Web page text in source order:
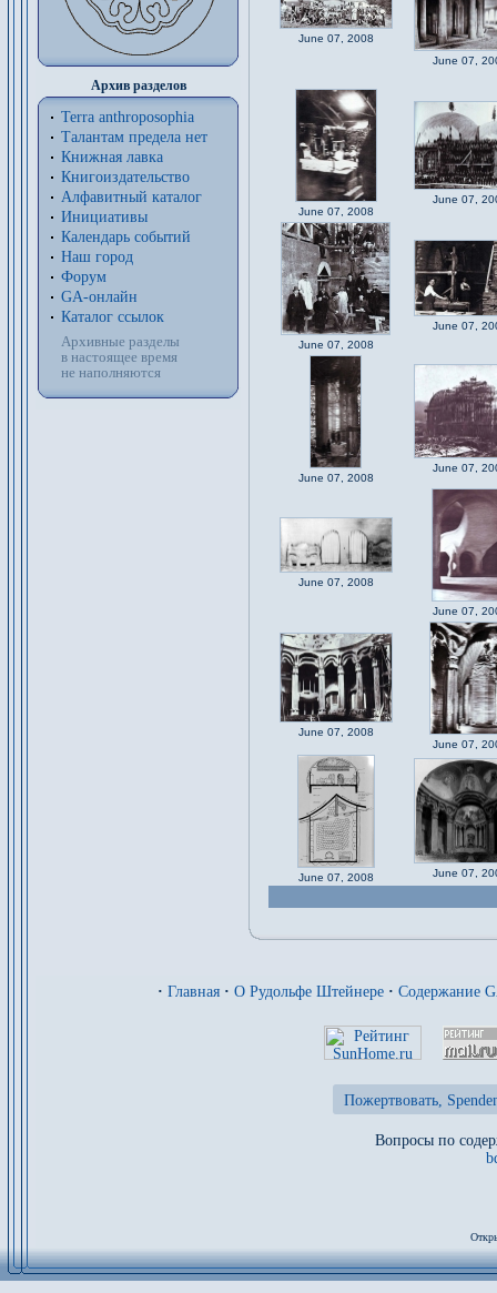
Архив разделов
Terra anthroposophia
Талантам предела нет
Книжная лавка
Книгоиздательство
Алфавитный каталог
Инициативы
Календарь событий
Наш город
Форум
GA-онлайн
Каталог ссылок
Архивные разделы
в настоящее время
не наполняются
June 07, 2008
June 07,
June 07, 2008
June 07,
June 07, 2008
June 07,
June 07, 2008
June 07,
June 07, 2008
June 07,
June 07, 2008
June 07,
June 07, 2008 June 07,
· Главная · О Рудольфе Штейнере · Содержание
Пожертвовать,
Вопросы по